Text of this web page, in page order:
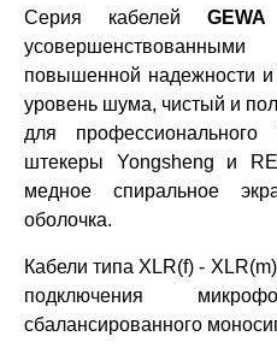
Серия кабелей
повышенной надежности и
уровень шума, чистый и
для
штекеры Yongsheng и
медное спиральное
оболочка.
Кабели типа XLR(f) -
подключения
сбалансированного